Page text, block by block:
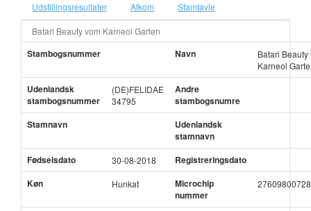
Udstillingsresultater Afkom Stamtavle
Batari Beauty vom Karneol Garten
Stambogsnummer Navn
Batari Beauty
Karneol
Udenlandsk
stambogsnummer
(DE)FELIDAE
34795
Andre
stambogsnumre
Stamnavn
Udenlandsk
stamnavn
Fødselsdato
30-08-2018
Registreringsdato
Køn
Hunkat
Microchip
nummer